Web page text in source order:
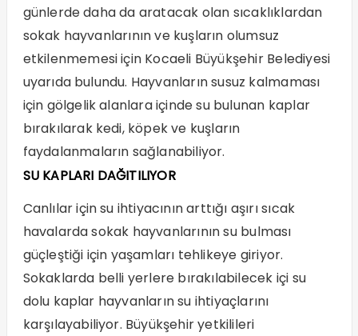
günlerde daha da aratacak olan sıcaklıklardan
sokak hayvanlarının ve kuşların olumsuz
etkilenmemesi için Kocaeli Büyükşehir Belediyesi
uyarıda bulundu. Hayvanların susuz kalmaması
için gölgelik alanlara içinde su bulunan kaplar
bırakılarak kedi, köpek ve kuşların
faydalanmaların sağlanabiliyor.
SU KAPLARI DAĞITILIYOR
Canlılar için su ihtiyacının arttığı aşırı sıcak
havalarda sokak hayvanlarının su bulması
güçleştiği için yaşamları tehlikeye giriyor.
Sokaklarda belli yerlere bırakılabilecek içi su
dolu kaplar hayvanların su ihtiyaçlarını
karşılayabiliyor. Büyükşehir yetkilileri